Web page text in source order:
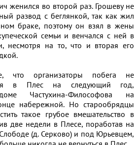
женился во второй раз. Грошеву не
развод с беглянкой, так как жил
браке, поэтому он взял в жены
семьи и венчался с ней в
несмотря на то, что и вторая его
что организаторы побега не
в Плес на следующий год,
Частухина-Философова на
набережной. Но старообрядцы
такое грубое вмешательство в
две недели в Плесе, поработав на
(д. Серково) и под Юрьевцем,